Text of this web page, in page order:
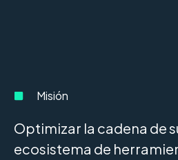
Misión
Optimizar la cadena de
ecosistema de